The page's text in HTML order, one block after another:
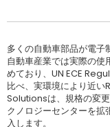
多くの自動車部品が電子
自動車産業では実際の使
めており、UN ECE
比べ、実環境により近い
Solutionsは、規格の変
クノロジーセンターを
入します。